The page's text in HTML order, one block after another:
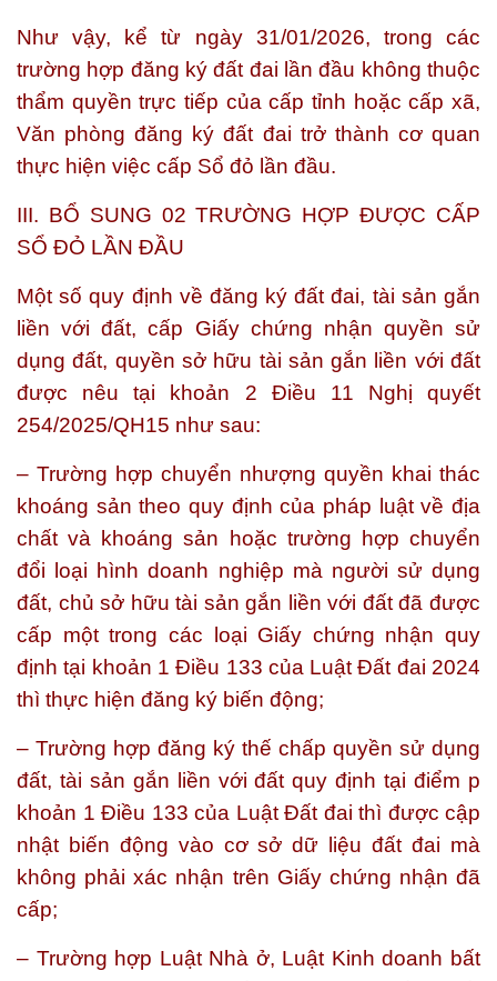
Như vậy, kể từ ngày 31/01/2026, trong các
trường hợp đăng ký đất đai lần đầu không thuộc
thẩm quyền trực tiếp của cấp tỉnh hoặc cấp xã,
Văn phòng đăng ký đất đai trở thành cơ quan
thực hiện việc cấp Sổ đỏ lần đầu.
III. BỔ SUNG 02 TRƯỜNG HỢP ĐƯỢC CẤP
SỔ ĐỎ LẦN ĐẦU
Một số quy định về đăng ký đất đai, tài sản gắn
liền với đất, cấp Giấy chứng nhận quyền sử
dụng đất, quyền sở hữu tài sản gắn liền với đất
được nêu tại khoản 2 Điều 11 Nghị quyết
254/2025/QH15 như sau:
– Trường hợp chuyển nhượng quyền khai thác
khoáng sản theo quy định của pháp luật về địa
chất và khoáng sản hoặc trường hợp chuyển
đổi loại hình doanh nghiệp mà người sử dụng
đất, chủ sở hữu tài sản gắn liền với đất đã được
cấp một trong các loại Giấy chứng nhận quy
định tại khoản 1 Điều 133 của Luật Đất đai 2024
thì thực hiện đăng ký biến động;
– Trường hợp đăng ký thế chấp quyền sử dụng
đất, tài sản gắn liền với đất quy định tại điểm p
khoản 1 Điều 133 của Luật Đất đai thì được cập
nhật biến động vào cơ sở dữ liệu đất đai mà
không phải xác nhận trên Giấy chứng nhận đã
cấp;
– Trường hợp Luật Nhà ở, Luật Kinh doanh bất